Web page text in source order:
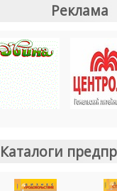
Реклама
Каталоги